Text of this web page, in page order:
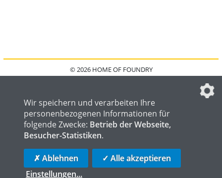
© 2026 HOME OF FOUNDRY
DATENSCHUTZEINSTELLUNGEN
HOME OF LOGISTICS
Wir speichern und verarbeiten Ihre
personenbezogenen Informationen für
folgende Zwecke: Betrieb der Webseite,
Besucher-Statistiken.
✗ Ablehnen
✓ Alle akzeptieren
Einstellungen...